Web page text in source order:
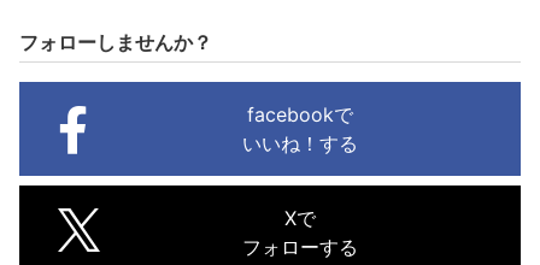
フォローしませんか？
facebookで
いいね！する
Xで
フォローする